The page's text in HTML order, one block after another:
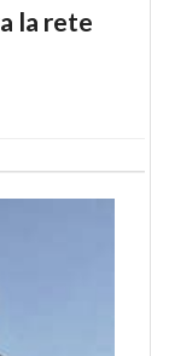
la rete